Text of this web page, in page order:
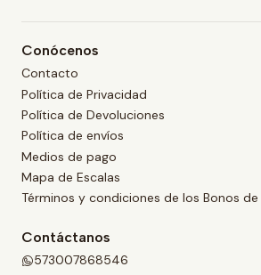
Conócenos
Contacto
Política de Privacidad
Política de Devoluciones
Política de envíos
Medios de pago
Mapa de Escalas
Términos y condiciones de los Bonos de
Contáctanos
573007868546